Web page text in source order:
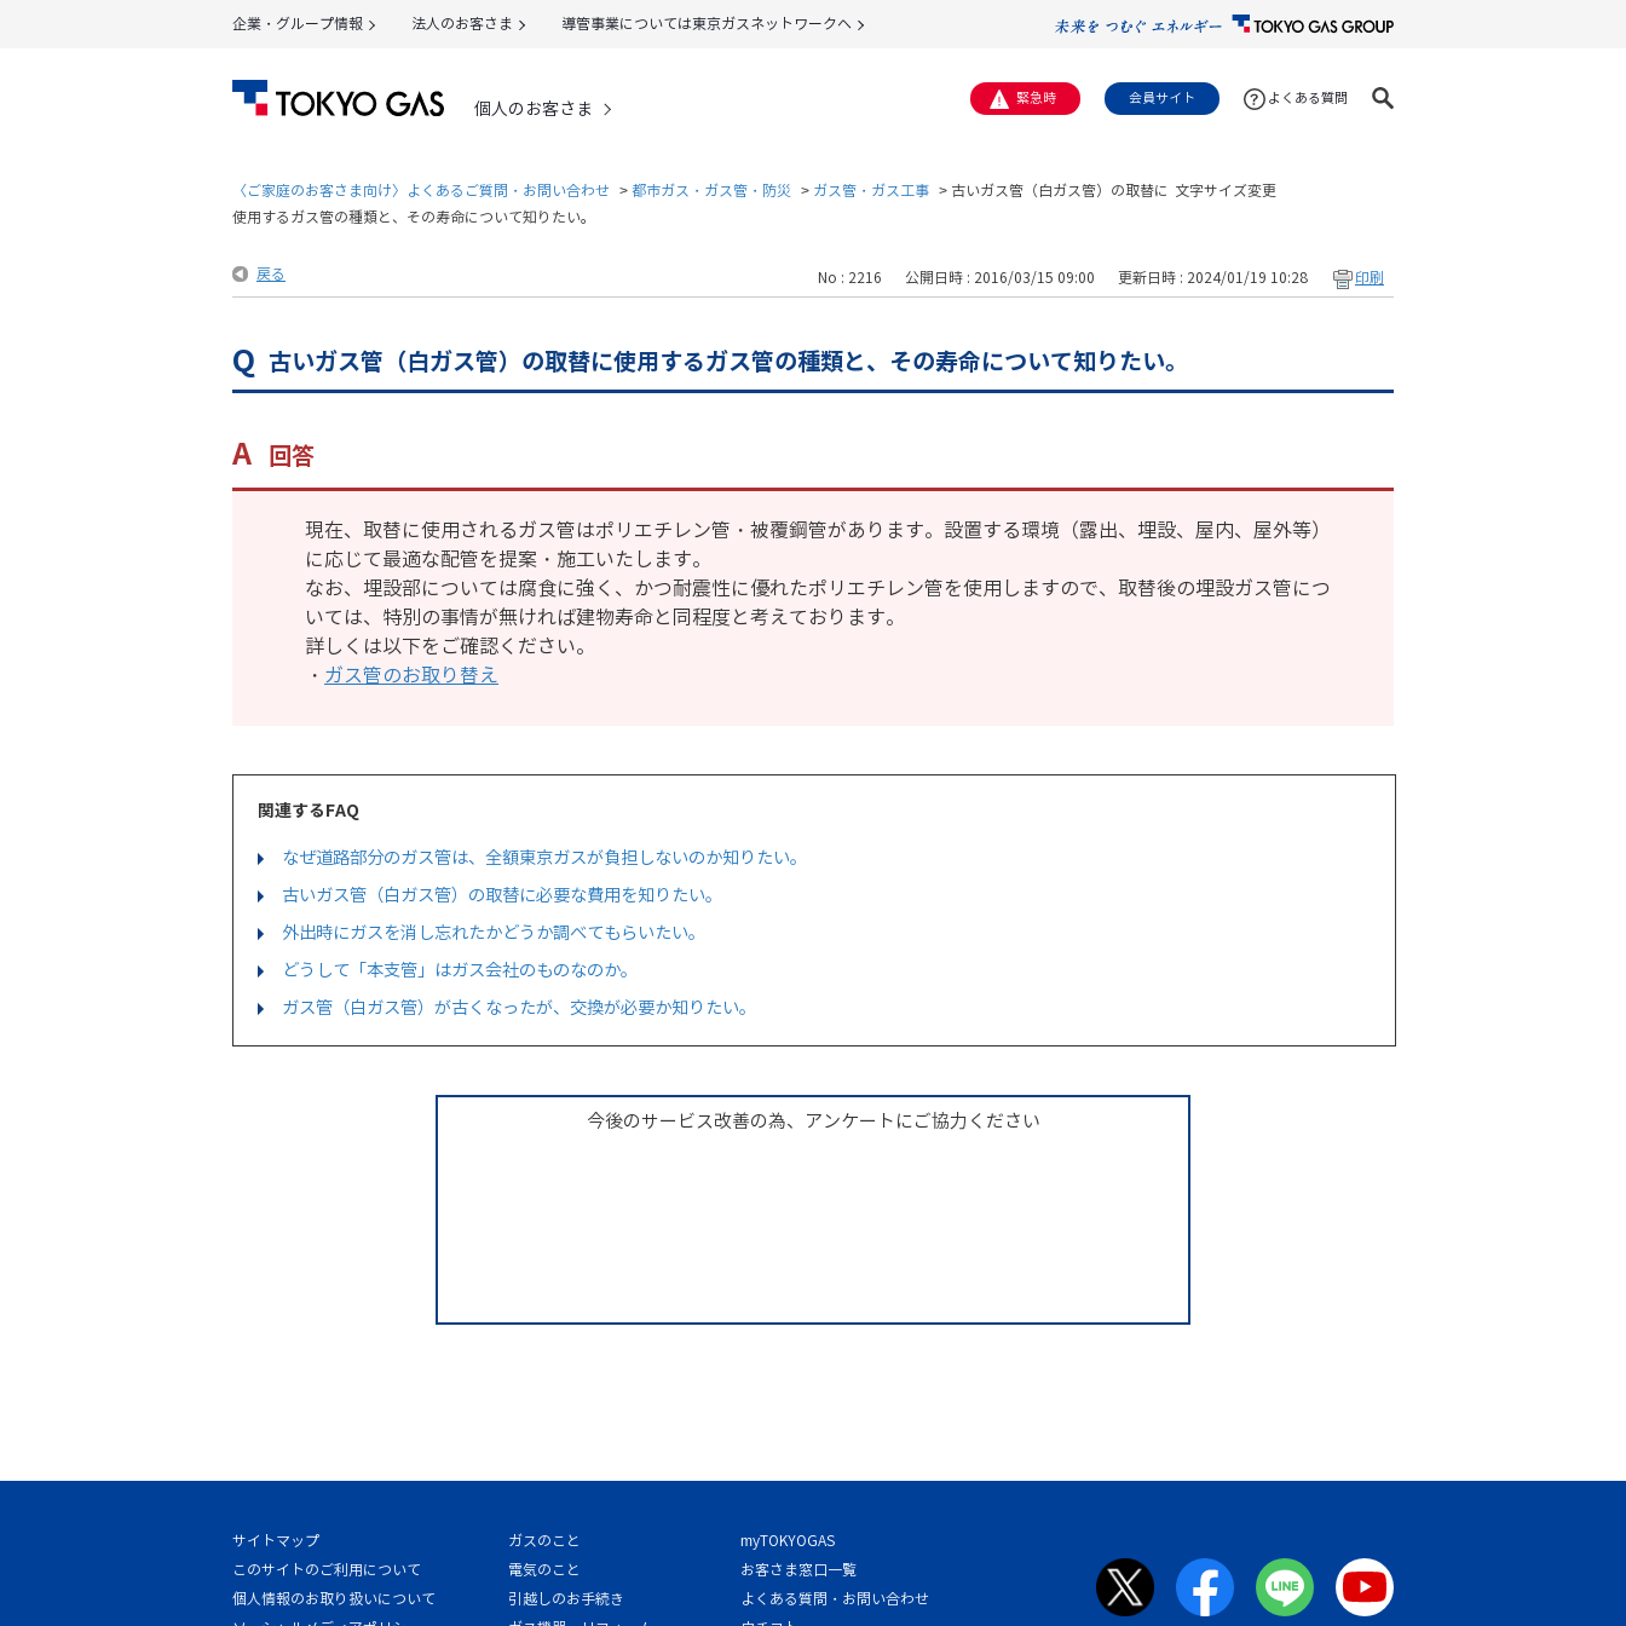
企業・グループ情報 法人のお客さま 導管事業については東京ガスネットワークへ
個人のお客さま 緊急時 会員サイト よくある質問
文字サイズ変更
〈ご家庭のお客さま向け〉よくあるご質問・お問い合わせ >都市ガス・ガス管・防災 > ガス管・ガス工事 > 古いガス管（白ガス管）の取替に
使用するガス管の種類と、その寿命について知りたい。
戻る No : 2216 公開日時 : 2016/03/15 09:00 更新日時 : 2024/01/19 10:28 印刷
古いガス管（白ガス管）の取替に使用するガス管の種類と、その寿命について知りたい。
回答
現在、取替に使用されるガス管はポリエチレン管・被覆鋼管があります。設置する環境（露出、埋設、屋内、屋外等）
に応じて最適な配管を提案・施工いたします。
なお、埋設部については腐食に強く、かつ耐震性に優れたポリエチレン管を使用しますので、取替後の埋設ガス管につ
いては、特別の事情が無ければ建物寿命と同程度と考えております。
詳しくは以下をご確認ください。
・ ガス管のお取り替え
関連するFAQ
なぜ道路部分のガス管は、全額東京ガスが負担しないのか知りたい。
古いガス管（白ガス管）の取替に必要な費用を知りたい。
外出時にガスを消し忘れたかどうか調べてもらいたい。
どうして「本支管」はガス会社のものなのか。
ガス管（白ガス管）が古くなったが、交換が必要か知りたい。
今後のサービス改善の為、アンケートにご協力ください
サイトマップ
このサイトのご利用について
個人情報のお取り扱いについて
ガスのこと
電気のこと
引越しのお手続き
myTOKYOGAS
お客さま窓口一覧
よくある質問・お問い合わせ